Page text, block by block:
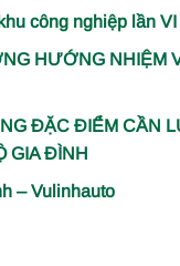
công nghiệp lần VI
HƯỚNG NHIỆM
ĐẶC ĐIỂM CẦN
GIA ĐÌNH
– Vulinhauto